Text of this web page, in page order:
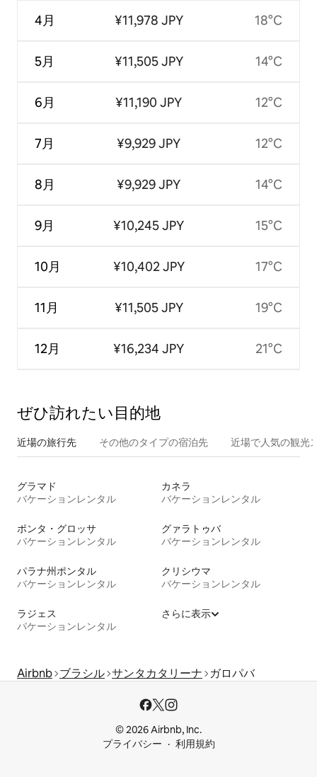
4月
5月
6月
7月
8月
9月
10月
11月
12月
¥11,978 JPY
¥11,505 JPY
¥11,190 JPY
¥9,929 JPY
¥9,929 JPY
¥10,245 JPY
¥10,402 JPY
¥11,505 JPY
¥16,234 JPY
18°C
14°C
12°C
12°C
14°C
15°C
17°C
19°C
21°C
ぜひ訪⁠れ⁠た⁠い目⁠的⁠地
近場の旅行先 その他のタ⁠イ⁠プ⁠の宿⁠泊⁠先 近場で人気の観光
グラマド
バケーションレンタル
カネラ
バケーションレンタル
ポンタ・グロッサ
バケーションレンタル
グァラトゥバ
バケーションレンタル
パラナ州ポンタル
バケーションレンタル
クリシウマ
バケーションレンタル
ラジェス
バケーションレンタル
さらに表示
Airbnb ブラシル サンタカタリーナ ガロパバ
© 2026 Airbnb, Inc.
プライバシー
利用規約